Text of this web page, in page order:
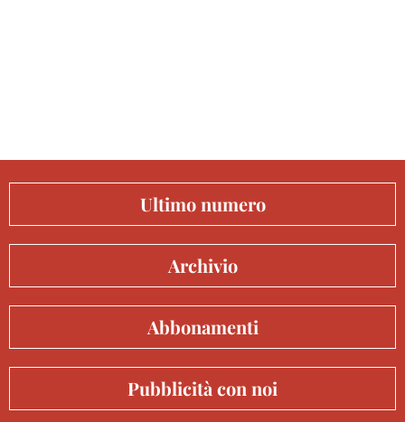
Ultimo numero
Archivio
Abbonamenti
Pubblicità con noi